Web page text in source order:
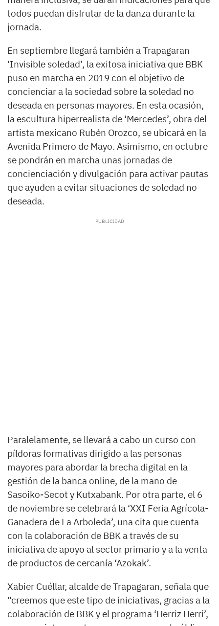
todos puedan disfrutar de la danza durante la
jornada.
En septiembre llegará también a Trapagaran
‘Invisible soledad’, la exitosa iniciativa que BBK
puso en marcha en 2019 con el objetivo de
concienciar a la sociedad sobre la soledad no
deseada en personas mayores. En esta ocasión,
la escultura hiperrealista de ‘Mercedes’, obra del
artista mexicano Rubén Orozco, se ubicará en la
Avenida Primero de Mayo. Asimismo, en octubre
se pondrán en marcha unas jornadas de
concienciación y divulgación para activar pautas
que ayuden a evitar situaciones de soledad no
deseada.
Paralelamente, se llevará a cabo un curso con
píldoras formativas dirigido a las personas
mayores para abordar la brecha digital en la
gestión de la banca online, de la mano de
Sasoiko-Secot y Kutxabank. Por otra parte, el 6
de noviembre se celebrará la ‘XXI Feria Agrícola-
Ganadera de La Arboleda’, una cita que cuenta
con la colaboración de BBK a través de su
iniciativa de apoyo al sector primario y a la venta
de productos de cercanía ‘Azokak’.
Xabier Cuéllar, alcalde de Trapagaran, señala que
“creemos que este tipo de iniciativas, gracias a la
colaboración de BBK y el programa ‘Herriz Herri’,